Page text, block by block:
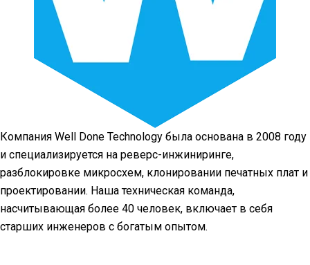
Компания Well Done Technology была основана в 2008 году
и специализируется на реверс-инжиниринге,
разблокировке микросхем, клонировании печатных плат и
проектировании. Наша техническая команда,
насчитывающая более 40 человек, включает в себя
старших инженеров с богатым опытом.